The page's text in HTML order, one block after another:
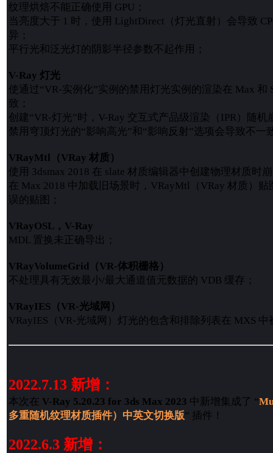
纹理烘焙不能正确使用 GPU；
当亮度大于 1 时，使用 LightDirect（灯光直射）会导致
异；
平行光和泛光灯的阴影半径参数不起作用；
V-Ray 灯光
使通过“VR-实例化”实例的禁用灯光实例的渲染在 Max 和
致；
创建“VR-灯光”时，V-Ray 交互式产品级渲染（IPR）随机
禁用穹顶灯光的“影响高光”和“影响反射”选项会导致不一
VRayMtl（VRay 材质）
使用 3dsmax 2018 在 slate 材质编辑器中创建物理材质时
在 Max 2018 中加载旧场景时，VRayMtl（VRay 材质）
误的贴图；
VRayOSL，V-Ray
MDL 置换未正确导出；
VRayVolumeGrid（VR-体积栅格）
不处理具有无效最小/最大通道值元数据的 VDB 缓存；
VRayIES（VR-光域网）
VRayIES（VR-光域网）灯光的包含和排除列表在 MXS 中
2022.7.13 新增：
本次在 V-Ray 5.20.23 for 3ds Max 2023 中新增集成了 “
多重随机纹理材质插件）中英文切换版” 插件！
2022.6.3 新增：